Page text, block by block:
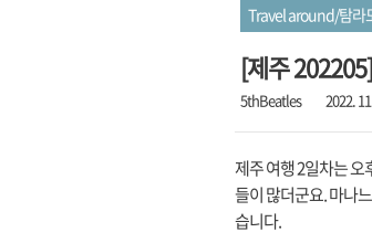
Travel around/탐라
[제주
5thBeatles 2022.
제주 여행 2일차는
들이 많더군요. 마나
습니다.